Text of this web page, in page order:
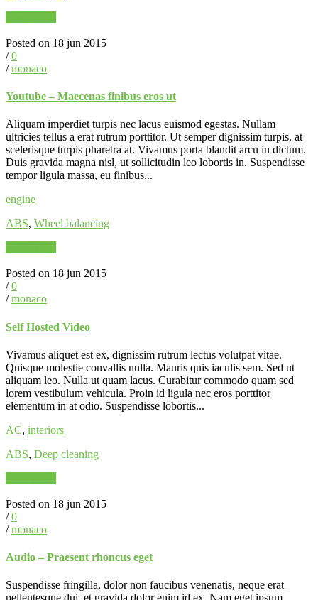
Posted on 18 jun 2015
/0
/monaco
Youtube – Maecenas finibus eros ut
Aliquam imperdiet turpis nec lacus euismod egestas. Nullam
ultricies tellus a erat rutrum porttitor. Ut semper dignissim turpis, at
scelerisque turpis pharetra at. Vivamus porta blandit arcu in dictum.
Duis gravida magna nisl, ut sollicitudin leo lobortis in. Suspendisse
tempor ligula massa, eu finibus...
engine
ABS, Wheel balancing
Posted on 18 jun 2015
/0
/monaco
Self Hosted Video
Vivamus aliquet est ex, dignissim rutrum lectus volutpat vitae.
Quisque molestie convallis nulla. Mauris quis iaculis sem. Sed ut
aliquam leo. Nulla ut quam lacus. Curabitur commodo quam sed
lorem vestibulum vehicula. Proin id ligula nec eros porttitor
elementum in at odio. Suspendisse lobortis...
AC, interiors
ABS, Deep cleaning
Posted on 18 jun 2015
/0
/monaco
Audio – Praesent rhoncus eget
Suspendisse fringilla, dolor non faucibus venenatis, neque erat